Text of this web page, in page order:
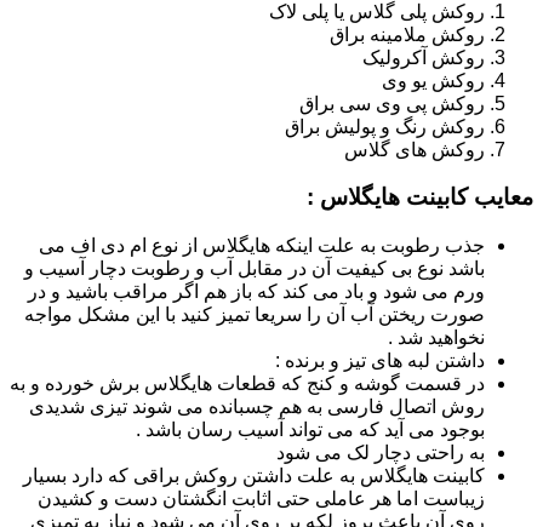
روکش پلی گلاس یا پلی لاک
روکش ملامینه براق
روکش آکرولیک
روکش یو وی
روکش پی وی سی براق
روکش رنگ و پولیش براق
روکش های گلاس
معایب کابینت هایگلاس :
جذب رطوبت به علت اینکه هایگلاس از نوع ام دی اف می
باشد نوع بی کیفیت آن در مقابل آب و رطوبت دچار آسیب و
ورم می شود و باد می کند که باز هم اگر مراقب باشید و در
صورت ریختن آب آن را سریعا تمیز کنید با این مشکل مواجه
نخواهید شد .
داشتن لبه های تیز و برنده :
در قسمت گوشه و کنج که قطعات هایگلاس برش خورده و به
روش اتصال فارسی به هم چسبانده می شوند تیزی شدیدی
بوجود می آید که می تواند آسیب رسان باشد .
به راحتی دچار لک می شود
کابینت هایگلاس به علت داشتن روکش براقی که دارد بسیار
زیباست اما هر عاملی حتی اثابت انگشتان دست و کشیدن
روی آن باعث بروز لکه بر روی آن می شود و نیاز به تمیزی